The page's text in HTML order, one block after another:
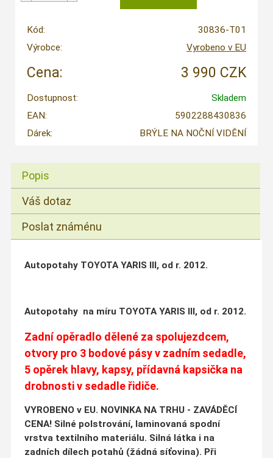
Kód:
30836-T01
Výrobce:
Vyrobeno v EU
Cena: 3 990 CZK
Dostupnost:
Skladem
EAN:
5902288430836
Dárek:
BRÝLE NA NOČNÍ VIDĚNÍ
Popis
Váš dotaz
Poslat známénu
Autopotahy TOYOTA YARIS III, od r. 2012.
Autopotahy na míru TOYOTA YARIS III, od r. 2012.
Zadní opěradlo dělené za spolujezdcem,
otvory pro 3 bodové pásy v zadním sedadle,
5 opěrek hlavy, kapsy, přídavná kapsička na
drobnosti v sedadle řidiče.
VYROBENO v EU. NOVINKA NA TRHU - ZAVÁDĚCÍ
CENA! Silné polstrování, laminovaná spodní
vrstva textilního materiálu. Silná látka i na
zadních dílech potahů (žádná síťovina). Při